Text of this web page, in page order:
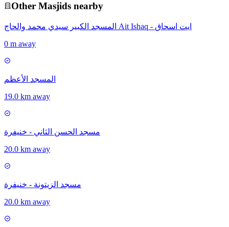
Other Masjids nearby
المسجد الكبير سيدي محمد والحاج Ait Ishaq - ايت اسحاق
0 m away
المسجد الأعظم
19.0 km away
مسجد الحسن الثاني - خنيفرة
20.0 km away
مسجد الزيتونة - خنيفرة
20.0 km away